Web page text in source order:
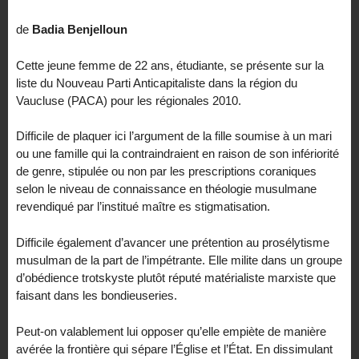
de Badia Benjelloun
Cette jeune femme de 22 ans, étudiante, se présente sur la
liste du Nouveau Parti Anticapitaliste dans la région du
Vaucluse (PACA) pour les régionales 2010.
Difficile de plaquer ici l’argument de la fille soumise à un mari
ou une famille qui la contraindraient en raison de son infériorité
de genre, stipulée ou non par les prescriptions coraniques
selon le niveau de connaissance en théologie musulmane
revendiqué par l’institué maître es stigmatisation.
Difficile également d’avancer une prétention au prosélytisme
musulman de la part de l’impétrante. Elle milite dans un groupe
d’obédience trotskyste plutôt réputé matérialiste marxiste que
faisant dans les bondieuseries.
Peut-on valablement lui opposer qu’elle empiète de manière
avérée la frontière qui sépare l’Église et l’État. En dissimulant